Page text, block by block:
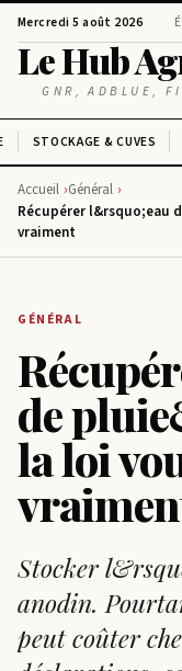
Mercredi 5 août 2026
Le Hub
GNR, ADBLUE,
STOCKAGE & CUVES
Accueil Général
Récupérer l&rsquo;eau
vraiment
GÉNÉRAL
de
la loi
Stocker
anodin.
peut coûter